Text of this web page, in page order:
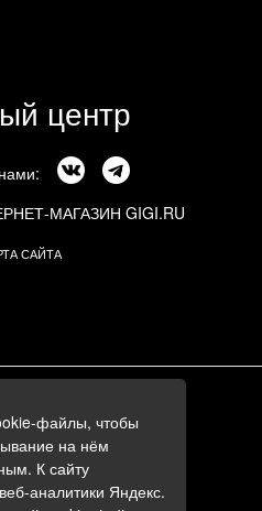
центр
МАГАЗИН GIGI.RU
САЙТА
644-84-05
644-84-05
zakaz@gigi.ru
файлы, чтобы
на нём
К сайту
аналитики Яндекс.